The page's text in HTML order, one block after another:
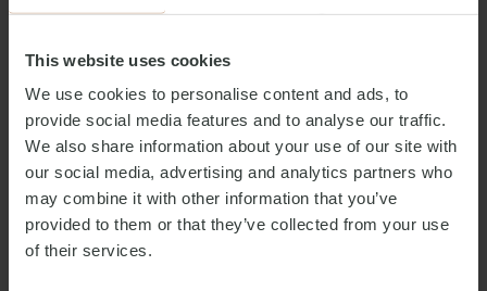
This website uses cookies
We use cookies to personalise content and ads, to
provide social media features and to analyse our traffic.
We also share information about your use of our site with
our social media, advertising and analytics partners who
may combine it with other information that you’ve
provided to them or that they’ve collected from your use
of their services.
Vermietung verschiedener